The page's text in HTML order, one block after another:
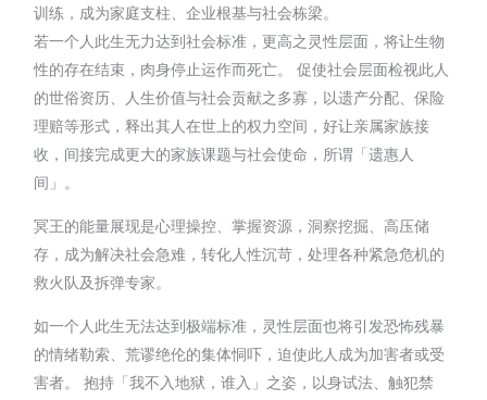
训练，成为家庭支柱、企业根基与社会栋梁。
若一个人此生无力达到社会标准，更高之灵性层面，将让生物
性的存在结束，肉身停止运作而死亡。 促使社会层面检视此人
的世俗资历、人生价值与社会贡献之多寡，以遗产分配、保险
理赔等形式，释出其人在世上的权力空间，好让亲属家族接
收，间接完成更大的家族课题与社会使命，所谓「遗惠人
间」。
冥王的能量展现是心理操控、掌握资源，洞察挖掘、高压储
存，成为解决社会急难，转化人性沉苛，处理各种紧急危机的
救火队及拆弹专家。
如一个人此生无法达到极端标准，灵性层面也将引发恐怖残暴
的情绪勒索、荒谬绝伦的集体恫吓，迫使此人成为加害者或受
害者。 抱持「我不入地狱，谁入」之姿，以身试法、触犯禁